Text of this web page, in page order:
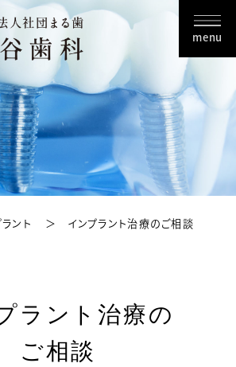
ント インプラント治療のご相談
ラント治療の
ご相談
menu